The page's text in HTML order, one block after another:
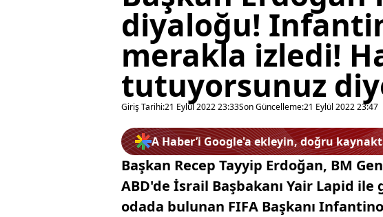
diyaloğu!
merakla izledi!
tutuyorsunuz
Giriş Tarihi:21 Eylül 2022 23:33Son Güncelleme:21 Eylül 2022 23:47
A Haber’i Google'a ekleyin, doğru
Başkan Recep Tayyip Erdoğan, BM
ABD'de İsrail Başbakanı Yair Lapid ile
odada bulunan FIFA Başkanı